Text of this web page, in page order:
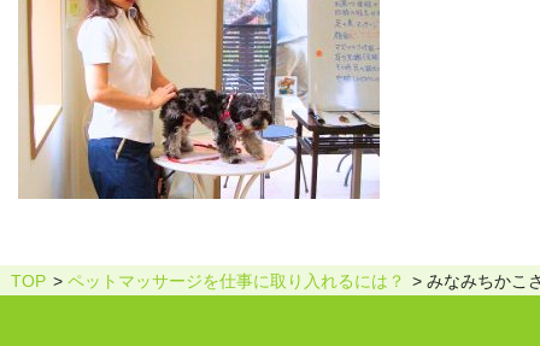
TOP ペットマッサージを仕事に取り入れるには？ みなみちかこ